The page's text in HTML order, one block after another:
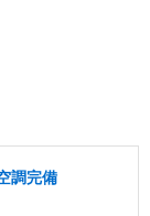
調完備